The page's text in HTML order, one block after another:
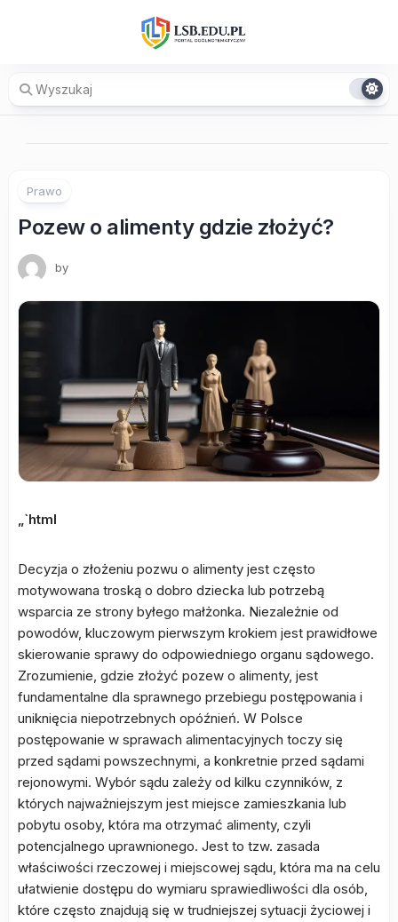
Prawo
Pozew o alimenty gdzie złożyć?
by
„`html
Decyzja o złożeniu pozwu o alimenty jest często
motywowana troską o dobro dziecka lub potrzebą
wsparcia ze strony byłego małżonka. Niezależnie od
powodów, kluczowym pierwszym krokiem jest prawidłowe
skierowanie sprawy do odpowiedniego organu sądowego.
Zrozumienie, gdzie złożyć pozew o alimenty, jest
fundamentalne dla sprawnego przebiegu postępowania i
uniknięcia niepotrzebnych opóźnień. W Polsce
postępowanie w sprawach alimentacyjnych toczy się
przed sądami powszechnymi, a konkretnie przed sądami
rejonowymi. Wybór sądu zależy od kilku czynników, z
których najważniejszym jest miejsce zamieszkania lub
pobytu osoby, która ma otrzymać alimenty, czyli
potencjalnego uprawnionego. Jest to tzw. zasada
właściwości rzeczowej i miejscowej sądu, która ma na celu
ułatwienie dostępu do wymiaru sprawiedliwości dla osób,
które często znajdują się w trudniejszej sytuacji życiowej i